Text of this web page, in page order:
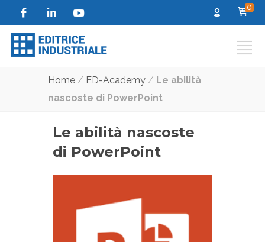
0
Home / ED-Academy / Le abilità
nascoste di PowerPoint
Le abilità nascoste
di PowerPoint